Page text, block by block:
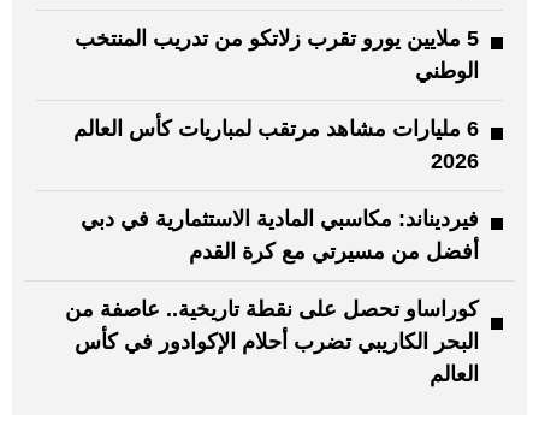
5 ملايين يورو تقرب زلاتكو من تدريب المنتخب
الوطني
6 مليارات مشاهد مرتقب لمباريات كأس العالم
2026
فيرديناند: مكاسبي المادية الاستثمارية في دبي
أفضل من مسيرتي مع كرة القدم
كوراساو تحصل على نقطة تاريخية.. عاصفة من
البحر الكاريبي تضرب أحلام الإكوادور في كأس
العالم